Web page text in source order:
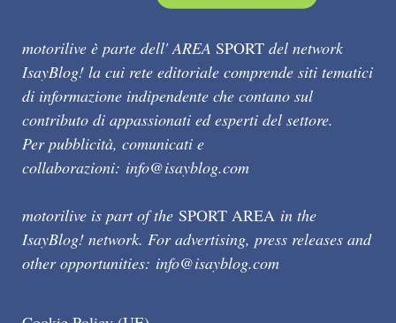
motorilive è parte dell' AREA SPORT del network
IsayBlog! la cui rete editoriale comprende siti tematici
di informazione indipendente che contano sul
contributo di appassionati ed esperti del settore.
Per pubblicità, comunicati e
collaborazioni: info@isayblog.com
motorilive is part of the SPORT AREA in the
IsayBlog! network. For advertising, press releases and
other opportunities: info@isayblog.com